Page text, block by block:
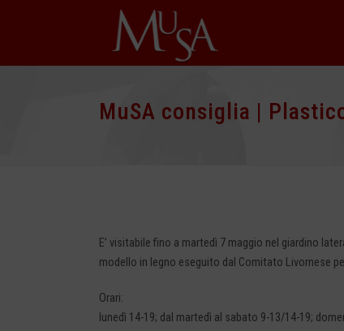
MuSA consiglia |
E’ visitabile fino a martedì 7 maggio nel giardino
modello in legno eseguito dal Comitato Livornese
Orari:
lunedì 14-19; dal martedì al sabato 9-13/14-19;